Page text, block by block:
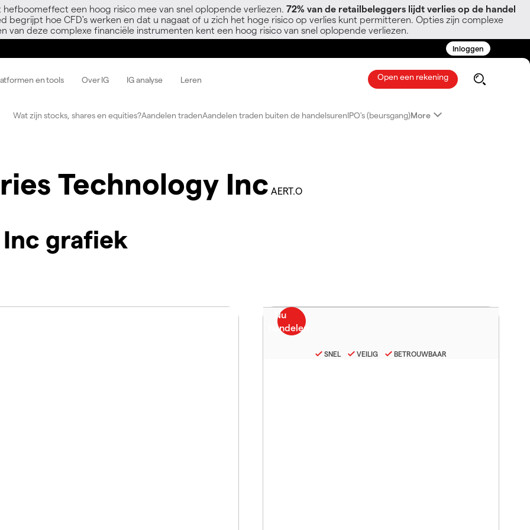
een hoog risico mee van snel oplopende verliezen. 72% van de retailbeleggers lijdt verlies op de handel
begrijpt hoe CFD's werken en dat u nagaat of u zich het hoge risico op verlies kunt permitteren. Opties zijn complexe
van deze complexe financiële instrumenten kent een hoog risico van snel oplopende verliezen.
Inloggen
en tools Over IG IG analyse Leren Open een rekening
Wat zijn stocks, shares en equities?Aandelen tradenAandelen traden buiten de handelsurenIPO's (beursgang)More
Technology Inc AERT.O
grafiek
SNEL VEILIG BETROUWBAAR